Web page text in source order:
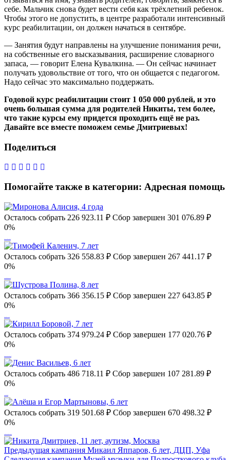
Никита, поздравляю тебя с наступающим
твоё желание. Пусть с тобой рядом всегда
будут родные и любимые и твоё настроение
будет светлым и радостным!🤩 Всегда знай и
помни, что тебя любят❤️
Василина Петренко 29.12.2021, 20:47
Дорогой друг, Никита, я сердечно тебя
поздравляю с наступающим новым годом и
главное крепкого
здоровья,радости,тепла,любви,крепости
духа,мира и душевного спокойствия на
многая и благая лета!!! Храни тебя Господь
🙏🙏🙏💝
Счастливого нового года
Михаил Квашнин
AE
Желаю Никите в новом году крепкого
здоровья и завести новых друзей! А
себе. Мальчик снова будет вести себя как трёхлетний ребенок.
Чтобы этого не допустить, в центре разработали интенсивный
курс реабилитации, он должен начаться в сентябре.
— Занятия будут направлены на улучшение понимания речи,
на собственные его высказывания, расширение словарного
запаса, — говорит Елена Кувалкина. — Он сейчас начинает
получать удовольствие от того, что он общается с педагогом.
Надо сейчас это максимально поддержать.
Годовой курс реабилитации стоит 1 050 000 рублей, и это
очень большая сумма для родителей Никиты, тем более,
что такие курсы ему придется проходить ещё не раз.
Давайте все вместе поможем семье Дмитриевых!
Поделиться
Помогайте также в категории: Адресная помощь
Осталось собрать 226 923.11 ₽ Сбор завершен 301 076.89 ₽
0%
Осталось собрать 326 558.83 ₽ Сбор завершен 267 441.17 ₽
0%
Осталось собрать 366 356.15 ₽ Сбор завершен 227 643.85 ₽
0%
Осталось собрать 374 979.24 ₽ Сбор завершен 177 020.76 ₽
0%
Осталось собрать 486 718.11 ₽ Сбор завершен 107 281.89 ₽
0%
Осталось собрать 319 501.68 ₽ Сбор завершен 670 498.32 ₽
0%
Предыдущая кампания Микаил Яппаров, 6 лет, ДЦП, Уфа